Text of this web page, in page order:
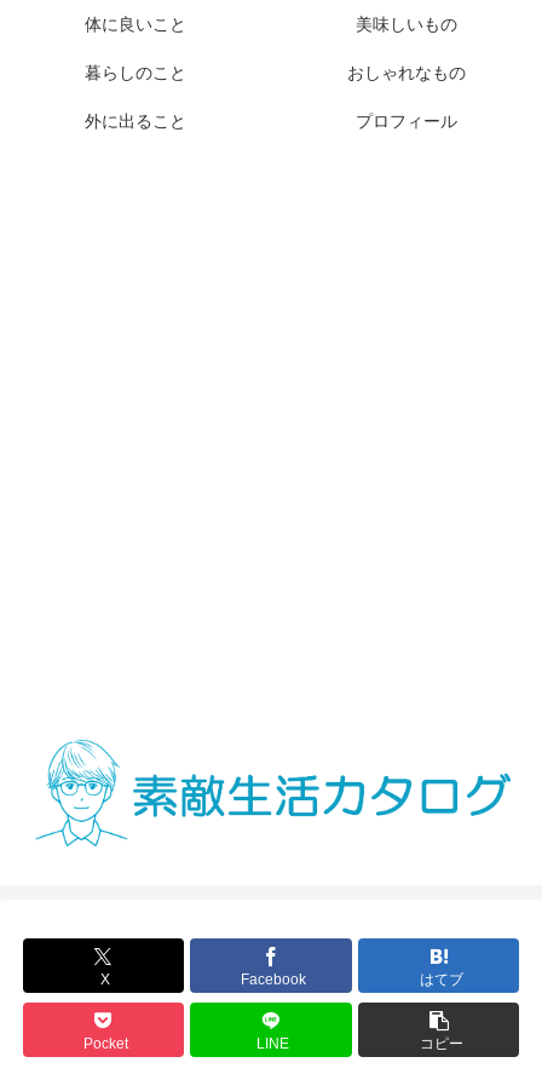
体に良いこと 美味しいもの
暮らしのこと おしゃれなもの
外に出ること プロフィール
X Facebook はてブ
Pocket LINE コピー